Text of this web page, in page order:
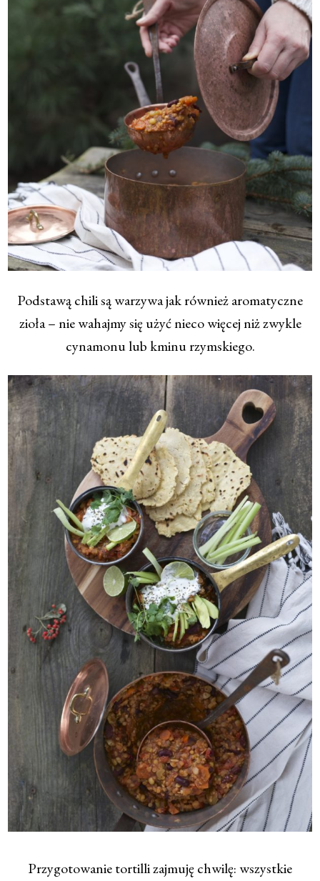
Podstawą chili są warzywa jak również aromatyczne
zioła – nie wahajmy się użyć nieco więcej niż zwykle
cynamonu lub kminu rzymskiego.
Przygotowanie tortilli zajmuję chwilę: wszystkie